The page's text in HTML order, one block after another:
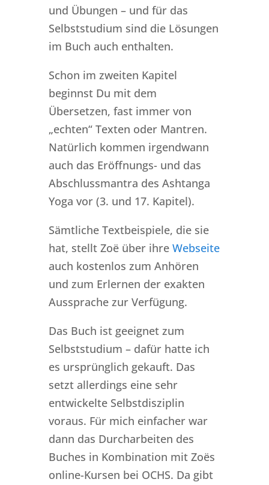
und Übungen – und für das
Selbststudium sind die Lösungen
im Buch auch enthalten.
Schon im zweiten Kapitel
beginnst Du mit dem
Übersetzen, fast immer von
„echten“ Texten oder Mantren.
Natürlich kommen irgendwann
auch das Eröffnungs- und das
Abschlussmantra des Ashtanga
Yoga vor (3. und 17. Kapitel).
Sämtliche Textbeispiele, die sie
hat, stellt Zoë über ihre Webseite
auch kostenlos zum Anhören
und zum Erlernen der exakten
Aussprache zur Verfügung.
Das Buch ist geeignet zum
Selbststudium – dafür hatte ich
es ursprünglich gekauft. Das
setzt allerdings eine sehr
entwickelte Selbstdisziplin
voraus. Für mich einfacher war
dann das Durcharbeiten des
Buches in Kombination mit Zoës
online-Kursen bei OCHS. Da gibt